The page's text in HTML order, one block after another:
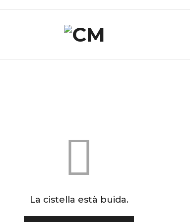
La cistella està buida.